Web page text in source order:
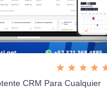
CRM Para Cualquier